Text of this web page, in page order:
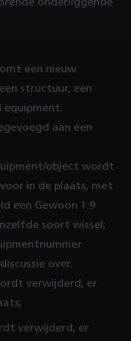
een nieuw
structuur, een
aan een
object wordt
in de plaats, met
een Gewoon 1:9
soort wissel;
over.
verwijderd, er
verwijderd, er